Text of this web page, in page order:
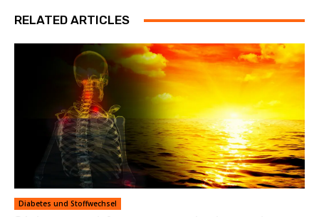
RELATED ARTICLES
Diabetes und Stoffwechsel